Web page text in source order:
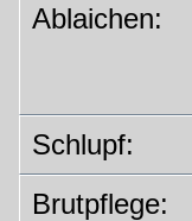
Ablaichen:
Schlupf:
Brutpflege: